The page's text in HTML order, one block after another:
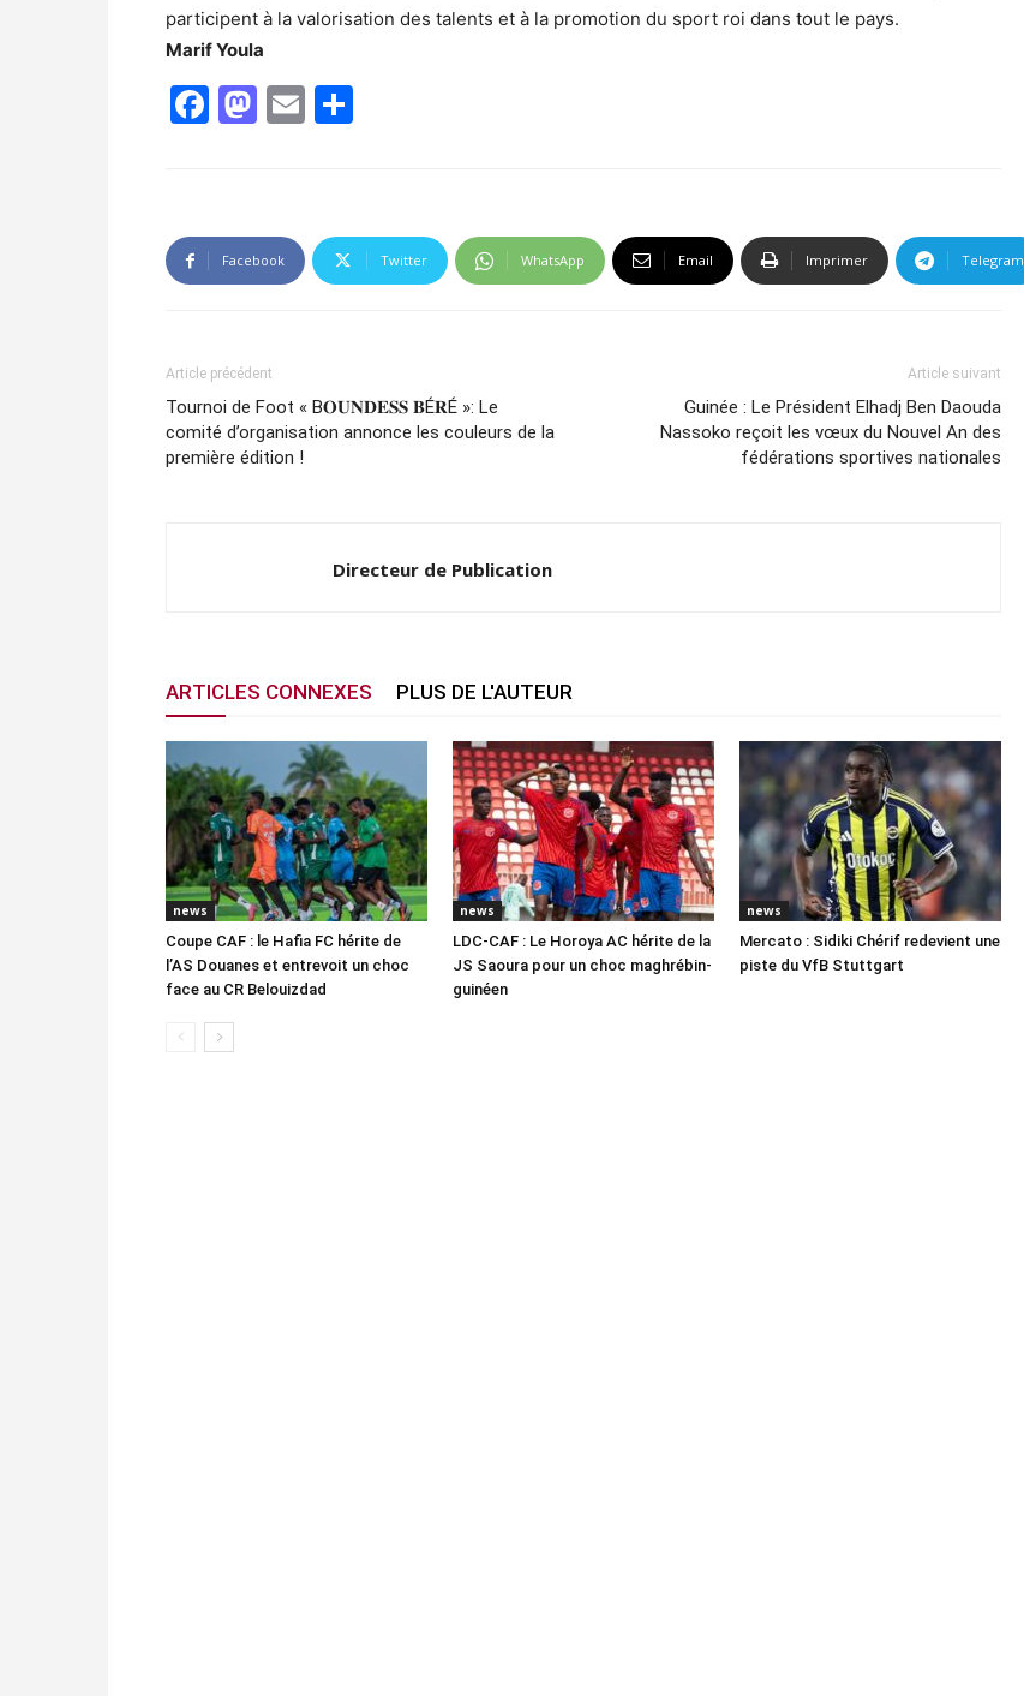
participent à la valorisation des talents et à la promotion du sport roi dans tout le pays.
Marif Youla
Facebook
Mastodon
Email
Facebook Twitter WhatsApp Email Imprimer Telegram
Article précédent
Tournoi de Foot « B𝐎𝐔𝐍𝐃𝐄𝐒𝐒 𝐁É𝐑É »: Le
comité d’organisation annonce les couleurs de la
première édition !
Article suivant
Guinée : Le Président Elhadj Ben Daouda
Nassoko reçoit les vœux du Nouvel An des
fédérations sportives nationales
Directeur de Publication
ARTICLES CONNEXES PLUS DE L'AUTEUR
news
Coupe CAF : le Hafia FC hérite de
l’AS Douanes et entrevoit un choc
face au CR Belouizdad
news
LDC-CAF : Le Horoya AC hérite de la
JS Saoura pour un choc maghrébin-
guinéen
news
Mercato : Sidiki Chérif redevient une
piste du VfB Stuttgart